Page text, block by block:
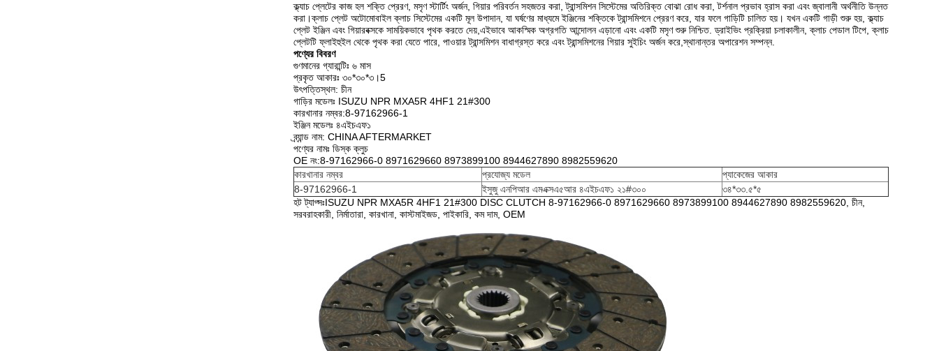
ক্ল্যাচ প্লেটের কাজ হল শক্তি প্রেরণ, মসৃণ স্টার্টিং অর্জন, গিয়ার পরিবর্তন সহজতর করা, ট্রান্সমিশন সিস্টেমের অতিরিক্ত বোঝা রোধ করা, টর্শনাল প্রভাব হ্রাস করা এবং জ্বালানী অর্থনীতি উন্নত
করা।ক্লাচ প্লেট অটোমোবাইল ক্লাচ সিস্টেমের একটি মূল উপাদান, যা ঘর্ষণের মাধ্যমে ইঞ্জিনের শক্তিকে ট্রান্সমিশনে প্রেরণ করে, যার ফলে গাড়িটি চালিত হয়। যখন একটি গাড়ী শুরু হয়, ক্ল্যাচ
প্লেট ইঞ্জিন এবং গিয়ারবক্সকে সাময়িকভাবে পৃথক করতে দেয়,এইভাবে আকস্মিক অগ্রগতি আন্দোলন এড়ানো এবং একটি মসৃণ শুরু নিশ্চিত. ড্রাইভিং প্রক্রিয়া চলাকালীন, ক্লাচ পেডাল টিপে, ক্লাচ
প্লেটটি ফ্লাইহুইল থেকে পৃথক করা যেতে পারে, পাওয়ার ট্রান্সমিশন বাধাগ্রস্ত করে এবং ট্রান্সমিশনের গিয়ার সুইচিং অর্জন করে,স্থানান্তর অপারেশন সম্পন্ন.
পণ্যের বিবরণ
গুণমানের গ্যারান্টিঃ ৬ মাস
প্রকৃত আকারঃ ৩০*৩০*৩।5
উৎপত্তিস্থল: চীন
গাড়ির মডেলঃ ISUZU NPR MXA5R 4HF1 21#300
কারখানার নম্বর:8-97162966-1
ইঞ্জিন মডেলঃ ৪এইচএফ১
ব্র্যান্ড নাম: CHINA AFTERMARKET
পণ্যের নামঃ ডিস্ক ক্লুচ
OE নং:8-97162966-0 8971629660 8973899100 8944627890 8982559620
কারখানার নম্বর
প্রযোজ্য মডেল
প্যাকেজের আকার
8-97162966-1
ইসুজু এনপিআর এমএক্সএ৫আর ৪এইচএফ১ ২১#৩০০
৩৪*৩৩.৫*৫
হট ট্যাগ্সঃISUZU NPR MXA5R 4HF1 21#300 DISC CLUTCH 8-97162966-0 8971629660 8973899100 8944627890 8982559620, চীন,
সরবরাহকারী, নির্মাতারা, কারখানা, কাস্টমাইজড, পাইকারি, কম দাম, OEM